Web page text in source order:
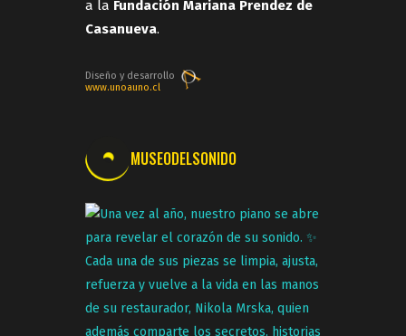
a la Fundación Mariana Prendez de
Casanueva.
Diseño y desarrollo
www.unoauno.cl
MUSEODELSONIDO